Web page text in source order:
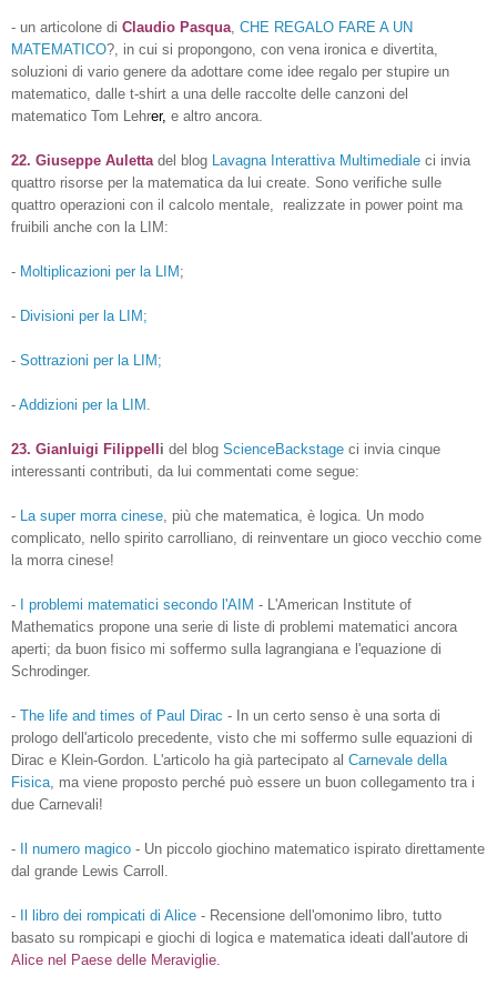
- un articolone di Claudio Pasqua CHE REGALO FARE A UN
MATEMATICO?, in cui si propongono, con vena ironica e divertita,
soluzioni di vario genere da adottare come idee regalo per stupire un
matematico, dalle t-shirt a una delle raccolte delle canzoni del
matematico Tom Lehrer, e altro ancora.
22. Giuseppe Auletta del blog Lavagna Interattiva Multimediale ci invia
quattro risorse per la matematica da lui create. Sono verifiche sulle
quattro operazioni con il calcolo mentale, realizzate in power point ma
fruibili anche con la LIM:
- Moltiplicazioni per la LIM ;
- Divisioni per la LIM;
- Sottrazioni per la LIM;
- Addizioni per la LIM
23. Gianluigi Filippell i del blog ScienceBackstage ci invia cinque
interessanti contributi, da lui commentati come segue:
- La super morra cinese , più che matematica, è logica. Un modo
complicato, nello spirito carrolliano, di reinventare un gioco vecchio come
la morra cinese!
- I problemi matematici secondo l'AIM - L'American Institute of
Mathematics propone una serie di liste di problemi matematici ancora
aperti; da buon fisico mi soffermo sulla lagrangiana e l'equazione di
Schrodinger.
- The life and times of Paul Dirac - In un certo senso è una sorta di
prologo dell'articolo precedente, visto che mi soffermo sulle equazioni di
Dirac e Klein-Gordon. L'articolo ha già partecipato al Carnevale della
Fisica , ma viene proposto perché può essere un buon collegamento tra i
due Carnevali!
- Il numero magico - Un piccolo giochino matematico ispirato direttamente
dal grande Lewis Carroll.
- Il libro dei rompicati di Alice - Recensione dell'omonimo libro, tutto
basato su rompicapi e giochi di logica e matematica ideati dall'autore di
Alice nel Paese delle Meraviglie.